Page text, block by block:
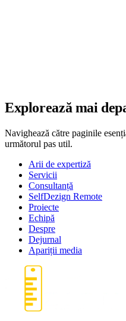
Explorează mai
Navighează către paginile
următorul pas util.
Arii de expertiză
Servicii
Consultanță
SelfDezign Remote
Proiecte
Echipă
Despre
Dejurnal
Apariții media